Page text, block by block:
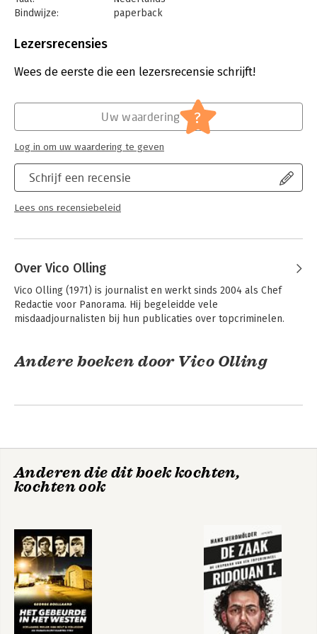
Bindwijze:
paperback
Uitgever:
Verschijningsdatum:
31-10-2024
Mens en maatschappij
Lezersrecensies
Wees de eerste die een lezersrecensie schrijft!
Schrijf een recensie
Lees ons recensiebeleid
Uw waardering ?
Log in om uw waardering te geven
Over Vico Olling
Vico Olling (1971) is journalist en werkt sinds 2004 als Chef
Redactie voor Panorama. Hij begeleidde vele
misdaadjournalisten bij hun publicaties over topcriminelen.
Andere boeken door Vico Olling
Drugsbaron
Bij de neus - Het
Holleeder proces in
beeld
Anderen die dit boek kochten,
kochten ook